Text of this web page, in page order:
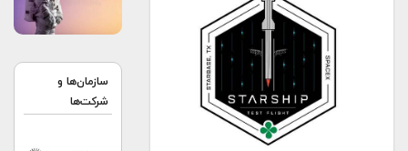
سازمان‌ها و
شرکت‌ها